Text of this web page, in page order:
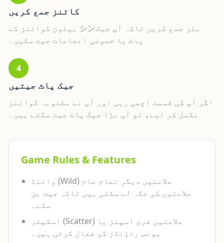
کائنز جمع کریں
ہیلون کوائنز کے シンبلز جمع کریں تاکہ آپ جیک
پاٹ یا خصوصی انعامات جیت سکیں۔
4
جیک پاٹ جیتیں
اگر آپ کی قسمت اچھی رہی اور آپ نے مطلوبہ کوائنز
مکمل کر لیے، تو آپ بڑا جیک پاٹ جیت سکتے ہیں۔
Game Rules & Features
وائلڈ (Wild) علامتیں دیگر تمام عام
علامتوں کی جگہ لے سکتی ہیں تاکہ جیت بن
سکے۔
اسکیٹر (Scatter) علامتیں فری اسپنز یا
بونس راؤنڈز کو فعال کرتی ہیں۔